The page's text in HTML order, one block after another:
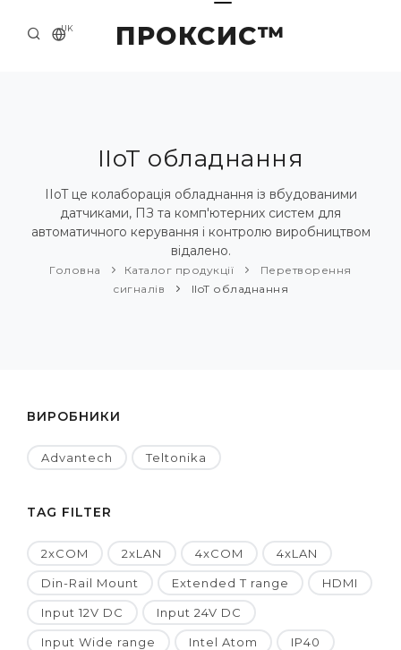
ПРОКСИС™
UK
ПРИКЛАДИ ТА РІШЕННЯ
КАТАЛОГ ПРОДУКЦІЇ
IIoT обладнання
IIoT це колаборація обладнання із вбудованими
датчиками, ПЗ та комп'ютерних систем для
автоматичного керування і контролю виробництвом
відалено.
Головна Каталог продукції
Перетворення
сигналів
IIoT обладнання
ВИРОБНИКИ
Advantech Teltonika
TAG FILTER
2xCOM 2xLAN 4xCOM 4xLAN
Din-Rail Mount Extended T range HDMI
Input 12V DC Input 24V DC
Input Wide range Intel Atom IP40